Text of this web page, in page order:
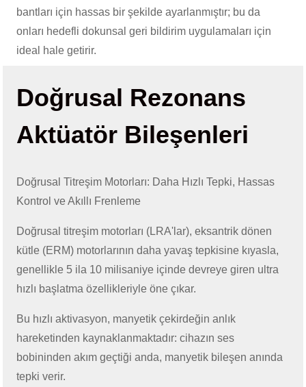
bantları için hassas bir şekilde ayarlanmıştır; bu da
onları hedefli dokunsal geri bildirim uygulamaları için
ideal hale getirir.
Doğrusal Rezonans
Aktüatör Bileşenleri
Doğrusal Titreşim Motorları: Daha Hızlı Tepki, Hassas
Kontrol ve Akıllı Frenleme
Doğrusal titreşim motorları (LRA'lar), eksantrik dönen
kütle (ERM) motorlarının daha yavaş tepkisine kıyasla,
genellikle 5 ila 10 milisaniye içinde devreye giren ultra
hızlı başlatma özellikleriyle öne çıkar.
Bu hızlı aktivasyon, manyetik çekirdeğin anlık
hareketinden kaynaklanmaktadır: cihazın ses
bobininden akım geçtiği anda, manyetik bileşen anında
tepki verir.